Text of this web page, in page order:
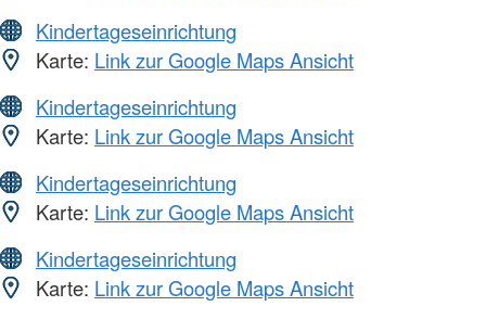
Kindertageseinrichtung
Karte: Link zur Google Maps Ansicht
Kindertageseinrichtung
Karte: Link zur Google Maps Ansicht
Kindertageseinrichtung
Karte: Link zur Google Maps Ansicht
Kindertageseinrichtung
Karte: Link zur Google Maps Ansicht